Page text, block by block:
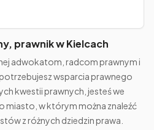
prawnik w Kielcach
adwokatom, radcom prawnym i
wsparcia prawnego
kwestii prawnych, jesteś we
miasto, w którym można znaleźć
z różnych dziedzin prawa.